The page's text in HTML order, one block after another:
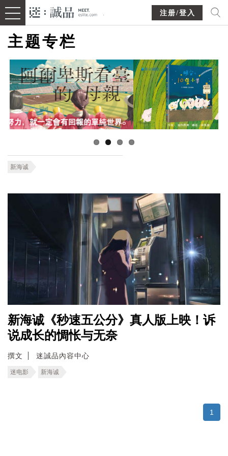
注册/登入
主题专栏
新海诚
新海诚《秒速五公分》真人版上映！诉
说成长的惆怅与无奈
撰文 迷誠品內容中心
迷电影 新海诚
1